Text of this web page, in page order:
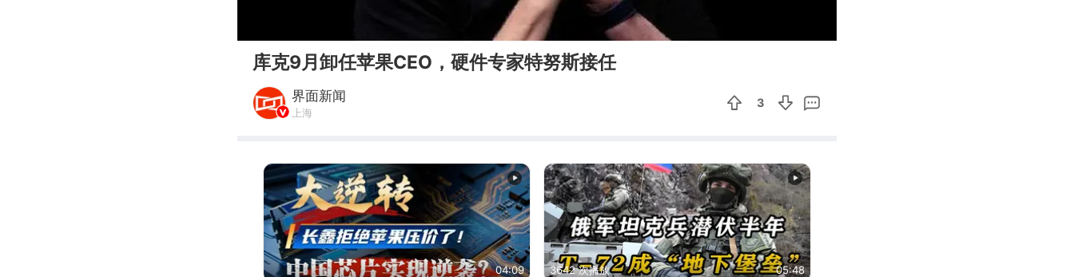
库克9月卸任苹果CEO，硬件专家特努斯接任
界面新闻
上海
3
04:09 3642 次播放 05:48